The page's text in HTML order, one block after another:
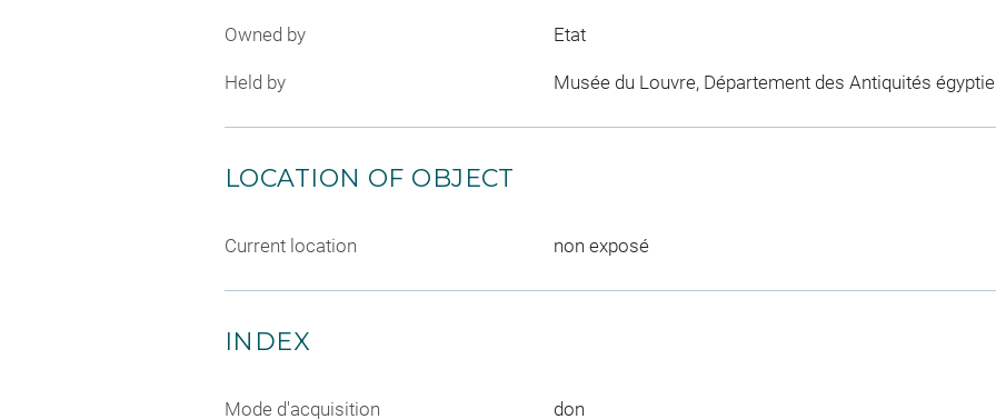
Owned by Etat
Held by Musée du Louvre, Département des Antiquités
LOCATION OF OBJECT
Current location non exposé
INDEX
Mode d'acquisition don